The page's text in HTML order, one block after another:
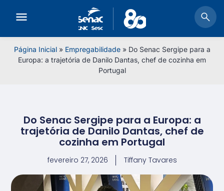
Página Inicial» Empregabilidade» Do Senac Sergipe para a
Europa: a trajetória de Danilo Dantas, chef de cozinha em
Portugal
Do Senac Sergipe para a Europa: a
trajetória de Danilo Dantas, chef de
cozinha em Portugal
fevereiro 27, 2026 Tiffany Tavares